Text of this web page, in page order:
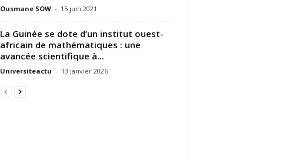
Ousmane SOW - 15 juin 2021
La Guinée se dote d’un institut ouest-
africain de mathématiques : une
avancée scientifique à...
Universiteactu - 13 janvier 2026